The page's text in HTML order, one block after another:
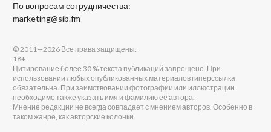
По вопросам сотрудничества:
marketing@sib.fm
© 2011—2026 Все права защищены.
18+
Цитирование более 30 % текста публикаций запрещено. При
использовании любых опубликованных материалов гиперссылка
обязательна. При заимствовании фотографии или иллюстрации
необходимо также указать имя и фамилию её автора.
Мнение редакции не всегда совпадает с мнением авторов. Особенно в
таком жанре, как авторские колонки.